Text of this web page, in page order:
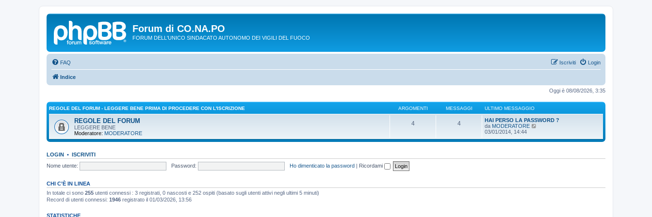
Forum di CO.NA.PO
FORUM DELL'UNICO SINDACATO AUTONOMO DEI VIGILI DEL FUOCO
FAQ Login
Iscriviti
Indice
Oggi è 08/08/2026, 3:35
REGOLE DEL FORUM - LEGGERE BENE PRIMA DI PROCEDERE CON L'ISCRIZIONE ARGOMENTI MESSAGGI ULTIMO MESSAGGIO
REGOLE DEL FORUM
LEGGERE BENE
Moderatore: MODERATORE
4 4
HAI PERSO LA PASSWORD ?
da MODERATORE
i
t
e
03/01/2014, 14:44
LOGIN • ISCRIVITI
Nome utente:
Password: Ho dimenticato la password | Ricordami
CHI C’È IN LINEA
In totale ci sono 255 utenti connessi : 3 registrati, 0 nascosti e 252 ospiti (basato sugli utenti attivi negli ultimi 5 minuti)
Record di utenti connessi: 1946 registrato il 01/03/2026, 13:56
STATISTICHE